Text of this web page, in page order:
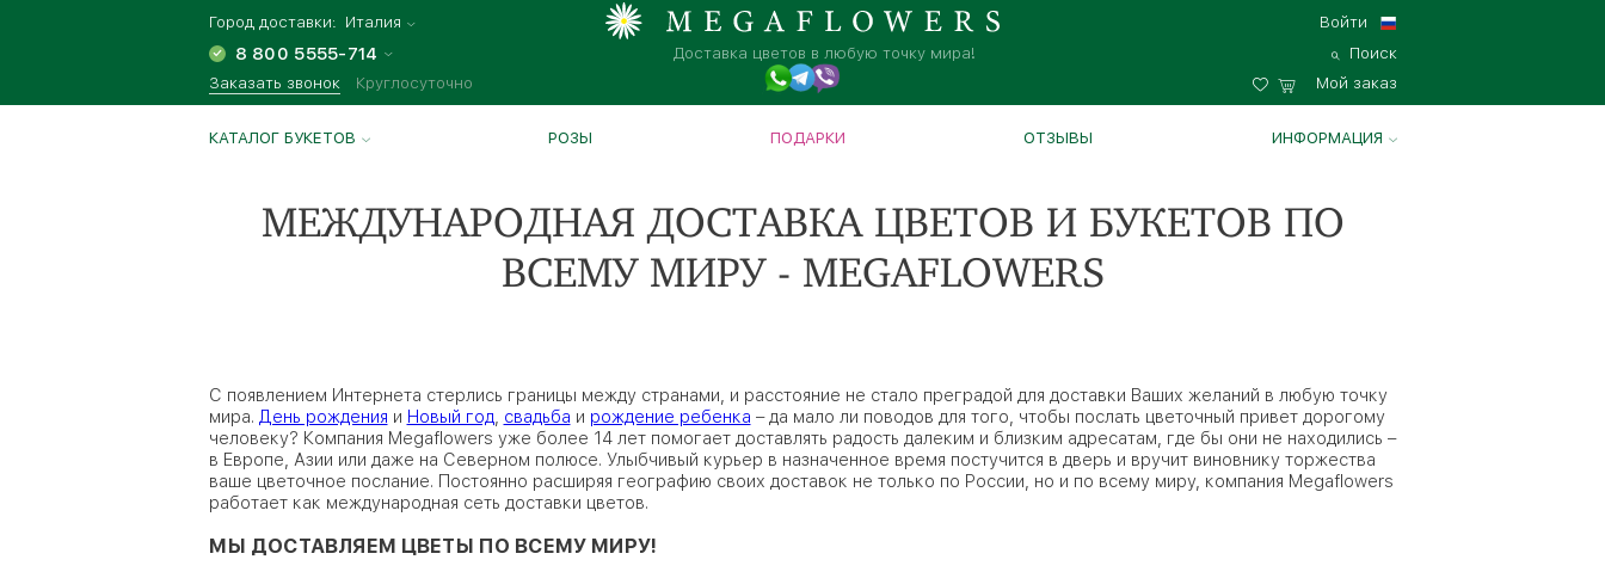
Город доставки: Италия
8 800 5555-714
Заказать звонок Круглосуточно
Доставка цветов в любую точку мира!
Войти
Поиск
Мой заказ
КАТАЛОГ БУКЕТОВ РОЗЫ ПОДАРКИ ОТЗЫВЫ ИНФОРМАЦИЯ
МЕЖДУНАРОДНАЯ ДОСТАВКА ЦВЕТОВ И БУКЕТОВ ПО
ВСЕМУ МИРУ - MEGAFLOWERS
С появлением Интернета стерлись границы между странами, и расстояние не стало преградой для доставки Ваших желаний в любую точку
мира. День рождения и Новый год, свадьба и рождение ребенка – да мало ли поводов для того, чтобы послать цветочный привет дорогому
человеку? Компания Megaflowers уже более 14 лет помогает доставлять радость далеким и близким адресатам, где бы они не находились –
в Европе, Азии или даже на Северном полюсе. Улыбчивый курьер в назначенное время постучится в дверь и вручит виновнику торжества
ваше цветочное послание. Постоянно расширяя географию своих доставок не только по России, но и по всему миру, компания Megaflowers
работает как международная сеть доставки цветов.
МЫ ДОСТАВЛЯЕМ ЦВЕТЫ ПО ВСЕМУ МИРУ!